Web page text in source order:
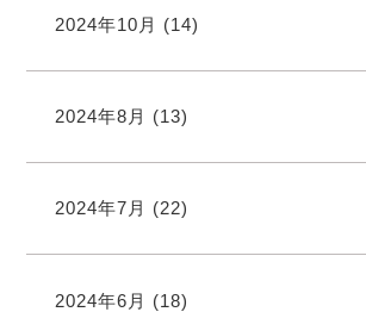
2024年10月 (14)
2024年8月 (13)
2024年7月 (22)
2024年6月 (18)